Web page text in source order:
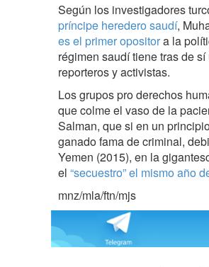
Según los investigadores
príncipe heredero saudí,
es el primer opositora la
régimen saudí tiene tras de
reporteros y activistas.
Los grupos pro derechos
que colme el vaso de la
Salman, que si en un
ganado fama de criminal,
Yemen (2015), en la
el “secuestro” el mismo año
mnz/mla/ftn/mjs